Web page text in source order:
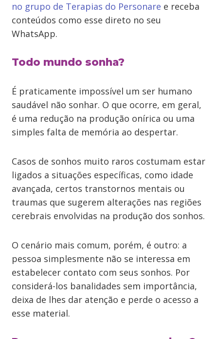
no grupo de Terapias do Personare e receba
conteúdos como esse direto no seu
WhatsApp.
Todo mundo sonha?
É praticamente impossível um ser humano
saudável não sonhar. O que ocorre, em geral,
é uma redução na produção onírica ou uma
simples falta de memória ao despertar.
Casos de sonhos muito raros costumam estar
ligados a situações específicas, como idade
avançada, certos transtornos mentais ou
traumas que sugerem alterações nas regiões
cerebrais envolvidas na produção dos sonhos.
O cenário mais comum, porém, é outro: a
pessoa simplesmente não se interessa em
estabelecer contato com seus sonhos. Por
considerá-los banalidades sem importância,
deixa de lhes dar atenção e perde o acesso a
esse material.